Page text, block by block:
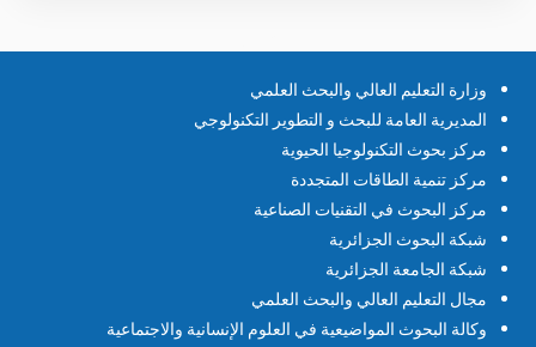
وزارة التعليم العالي والبحث العلمي
المديرية العامة للبحث و التطوير التكنولوجي
مركز بحوث التكنولوجيا الحيوية
مركز تنمية الطاقات المتجددة
مركز البحوث في التقنيات الصناعية
شبكة البحوث الجزائرية
شبكة الجامعة الجزائرية
مجال التعليم العالي والبحث العلمي
وكالة البحوث المواضيعية في العلوم الإنسانية والاجتماعية